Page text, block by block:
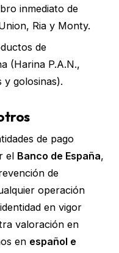
inmediato de
Ria y Monty.
de
(Harina P.A.N.,
golosinas).
de pago
el Banco de España,
de
operación
en vigor
valoración en
en español e